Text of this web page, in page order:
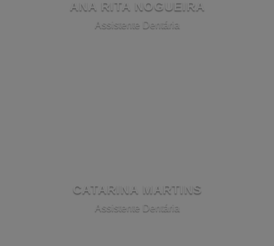
ANA RITA NOGUEIRA
Assistente Dentária
CATARINA MARTINS
Assistente Dentária